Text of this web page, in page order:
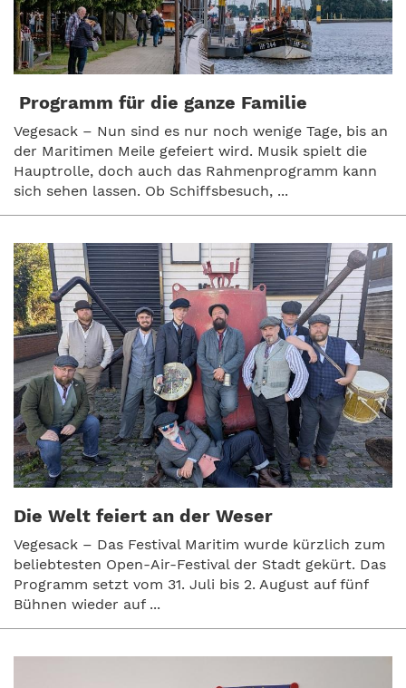
Programm für die ganze Familie
Vegesack – Nun sind es nur noch wenige Tage, bis an
der Maritimen Meile gefeiert wird. Musik spielt die
Hauptrolle, doch auch das Rahmenprogramm kann
sich sehen lassen. Ob Schiffsbesuch, ...
Die Welt feiert an der Weser
Vegesack – Das Festival Maritim wurde kürzlich zum
beliebtesten Open-Air-Festival der Stadt gekürt. Das
Programm setzt vom 31. Juli bis 2. August auf fünf
Bühnen wieder auf ...